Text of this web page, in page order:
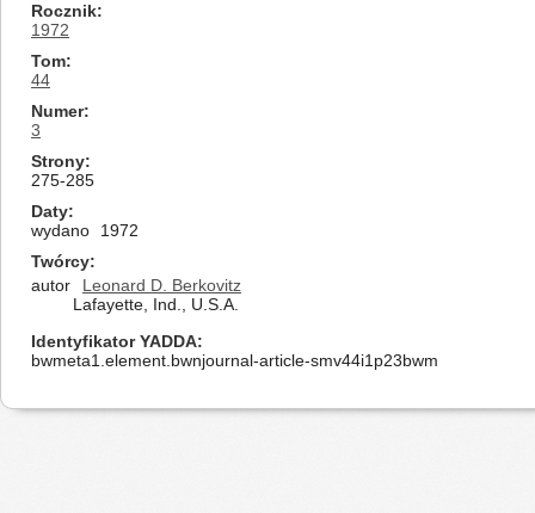
Rocznik
1972
Tom
44
Numer
3
Strony
275-285
Daty
wydano
1972
Twórcy
autor
Leonard D. Berkovitz
Lafayette, Ind., U.S.A.
Identyfikator YADDA
bwmeta1.element.bwnjournal-article-smv44i1p23bwm